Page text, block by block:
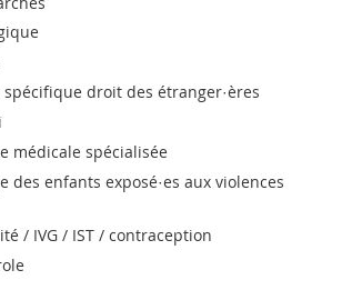
droit des étranger·ères
médicale spécialisée
des enfants exposé·es aux violences
/ IVG / IST / contraception